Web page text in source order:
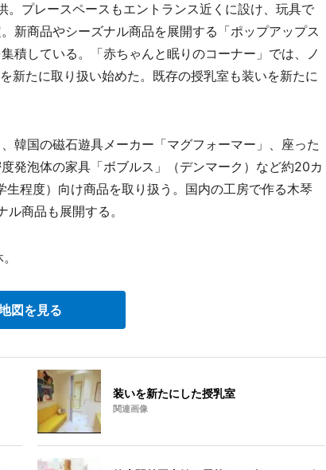
プレースペースもエントランス近くに設け、玩具で
新商品やシーズナル商品を展開する「ポップアップス
積している。「赤ちゃんと眠りのコーナー」では、ノ
新たに取り扱い始めた。既存の授乳室も装いを新たに
韓国の磁石遊具メーカー「マグフォーマー」、座った
発泡体の家具「ボブルス」（デンマーク）など約20カ
程度）向け商品を取り扱う。国内の工房で作る木琴
商品も展開する。
図を見る
装いを新たにした授乳室
関連画像